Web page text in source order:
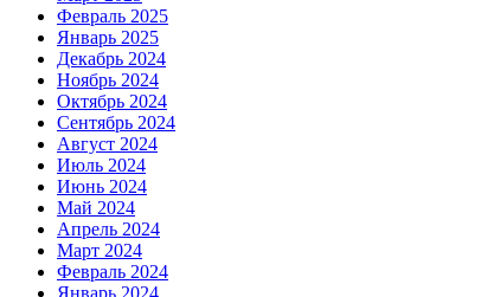
Февраль 2025
Январь 2025
Декабрь 2024
Ноябрь 2024
Октябрь 2024
Сентябрь 2024
Август 2024
Июль 2024
Июнь 2024
Май 2024
Апрель 2024
Март 2024
Февраль 2024
Январь 2024